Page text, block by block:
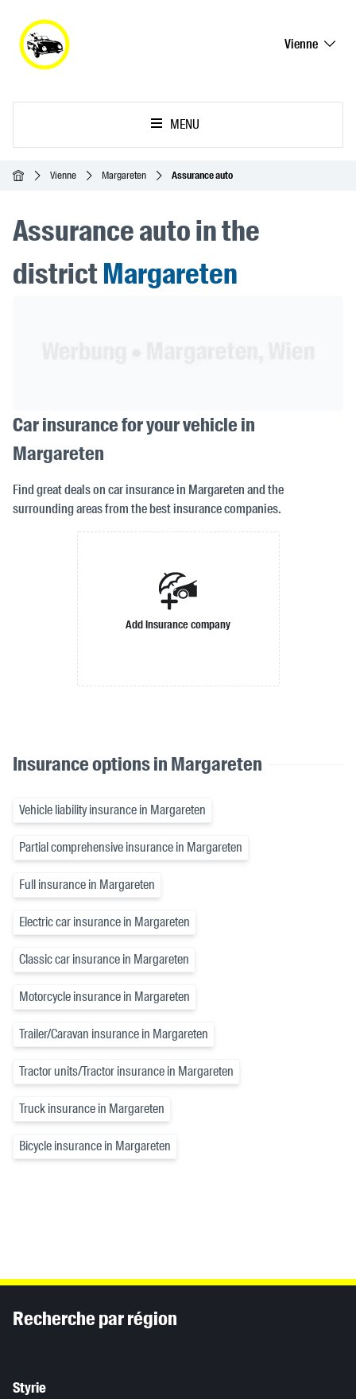
Vienne
MENU
AccueilVienne Margareten Assurance auto
Assurance auto in the
districtMargareten
Car insurance for your vehicle in
Margareten
Find great deals on car insurance in Margareten and the
surrounding areas from the best insurance companies.
Add insurance company
Insurance options in Margareten
Vehicle liability insurance in Margareten
Partial comprehensive insurance in Margareten
Full insurance in Margareten
Electric car insurance in Margareten
Classic car insurance in Margareten
Motorcycle insurance in Margareten
Trailer/Caravan insurance in Margareten
Tractor units/Tractor insurance in Margareten
Truck insurance in Margareten
Bicycle insurance in Margareten
Recherche par région
Styrie